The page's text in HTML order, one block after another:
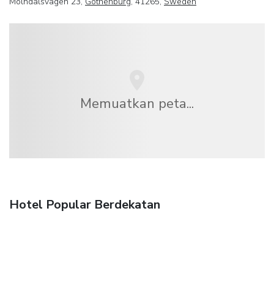
Memuatkan peta...
Hotel Popular Berdekatan